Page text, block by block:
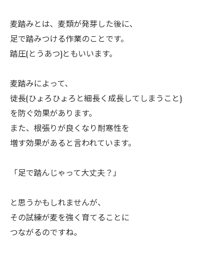
ㅤ麦踏みとは、麦類が発芽した後に、
足で踏みつける作業のことです。
踏圧(とうあつ)ともいいます。
ㅤ麦踏みによって、
徒長(ひょろひょろと細長く成長してしまうこと)
を防ぐ効果があります。
また、根張りが良くなり耐寒性を
増す効果があると言われています。
ㅤ「足で踏んじゃって大丈夫？」
ㅤと思うかもしれませんが、
その試練が麦を強く育てることに
つながるのですね。